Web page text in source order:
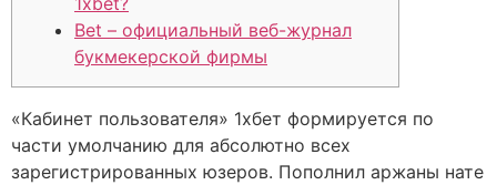
Bet – официальный веб-журнал
букмекерской фирмы
«Кабинет пользователя» 1хбет формируется по
части умолчанию для абсолютно всех
зарегистрированных юзеров. Пополнил аржаны нате